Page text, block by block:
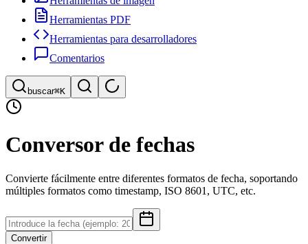
Herramientas PDF
Herramientas para desarrolladores
Comentarios
buscar⌘K
Buscar herramientas
Búsqueda rápida de herramientas
Conversor de fechas
Convierte fácilmente entre diferentes formatos de fecha, soportando
múltiples formatos como timestamp, ISO 8601, UTC, etc.
Convertir